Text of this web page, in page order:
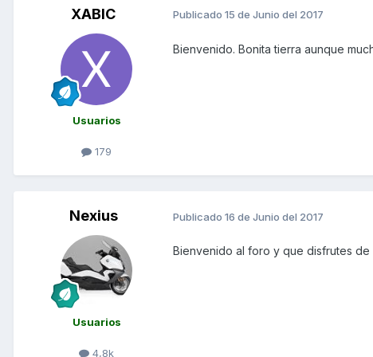
XABIC
Usuarios
179
Publicado 15 de Junio del 2017
Bienvenido. Bonita tierra aunque
Nexius
Usuarios
4,8k
Publicado 16 de Junio del 2017
Bienvenido al foro y que disfrutes de